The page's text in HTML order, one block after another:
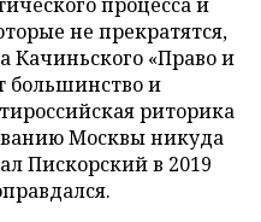
не прекратятся,
Качиньского «Право и
большинство и
риторика
Москвы никуда
Пискорский в 2019